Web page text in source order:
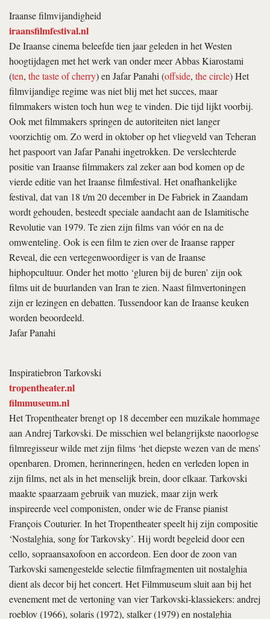
Iraanse filmvijandigheid
iraansfilmfestival.nl
De Iraanse cinema beleefde tien jaar geleden in het Westen
hoogtijdagen met het werk van onder meer Abbas Kiarostami
(ten, the taste of cherry) en Jafar Panahi (offside, the circle) Het
filmvijandige regime was niet blij met het succes, maar
filmmakers wisten toch hun weg te vinden. Die tijd lijkt voorbij.
Ook met filmmakers springen de autoriteiten niet langer
voorzichtig om. Zo werd in oktober op het vliegveld van Teheran
het paspoort van Jafar Panahi ingetrokken. De verslechterde
positie van Iraanse filmmakers zal zeker aan bod komen op de
vierde editie van het Iraanse filmfestival. Het onafhankelijke
festival, dat van 18 t/m 20 december in De Fabriek in Zaandam
wordt gehouden, besteedt speciale aandacht aan de Islamitische
Revolutie van 1979. Te zien zijn films van vóór en na de
omwenteling. Ook is een film te zien over de Iraanse rapper
Reveal, die een vertegenwoordiger is van de Iraanse
hiphopcultuur. Onder het motto ‘gluren bij de buren’ zijn ook
films uit de buurlanden van Iran te zien. Naast filmvertoningen
zijn er lezingen en debatten. Tussendoor kan de Iraanse keuken
worden beoordeeld.
Jafar Panahi
Inspiratiebron Tarkovski
tropentheater.nl
filmmuseum.nl
Het Tropentheater brengt op 18 december een muzikale hommage
aan Andrej Tarkovski. De misschien wel belangrijkste naoorlogse
filmregisseur wilde met zijn films ‘het diepste wezen van de mens’
openbaren. Dromen, herinneringen, heden en verleden lopen in
zijn films, net als in het menselijk brein, door elkaar. Tarkovski
maakte spaarzaam gebruik van muziek, maar zijn werk
inspireerde veel componisten, onder wie de Franse pianist
François Couturier. In het Tropentheater speelt hij zijn compositie
‘Nostalghia, song for Tarkovsky’. Hij wordt begeleid door een
cello, sopraansaxofoon en accordeon. Een door de zoon van
Tarkovski samengestelde selectie filmfragmenten uitnostalghia
dient als decor bij het concert. Het Filmmuseum sluit aan bij het
evenement met de vertoning van vier Tarkovski-klassiekers: andrej
roeblov(1966), solaris(1972), stalker(1979) ennostalghia